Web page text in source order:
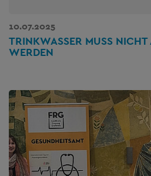
10.07.2025
TRINKWASSER MUSS NICHT
WERDEN